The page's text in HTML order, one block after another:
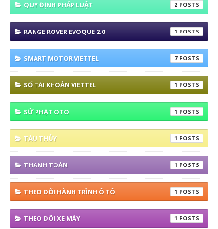
QUY ĐỊNH PHÁP LUẬT 2
RANGE ROVER EVOQUE 2.0 1
SMART MOTOR VIETTEL 7
SỐ TÀI KHOẢN VIETTEL 1
SỬ PHẠT OTO 1
TÀU THỦY 1
THANH TOÁN 1
THEO DÕI HÀNH TRÌNH Ô TÔ 1
THEO DÕI XE MÁY 1